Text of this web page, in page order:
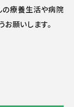
の療養生活や病院
願いします。